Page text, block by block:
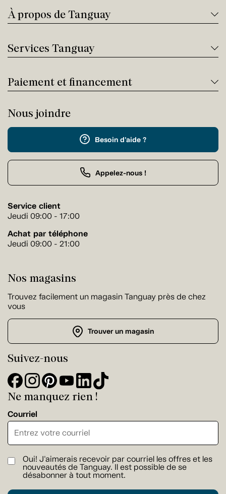
À propos de Tanguay
Services Tanguay
Paiement et financement
Nous joindre
Besoin d'aide ?
Appelez-nous !
Service client
Jeudi 09:00 - 17:00
Achat par téléphone
Jeudi 09:00 - 21:00
Nos magasins
Trouvez facilement un magasin Tanguay près de chez
vous
Trouver un magasin
Suivez-nous
Ne manquez rien !
Courriel
Oui! J'aimerais recevoir par courriel les offres et les
nouveautés de Tanguay. Il est possible de se
désabonner à tout moment.